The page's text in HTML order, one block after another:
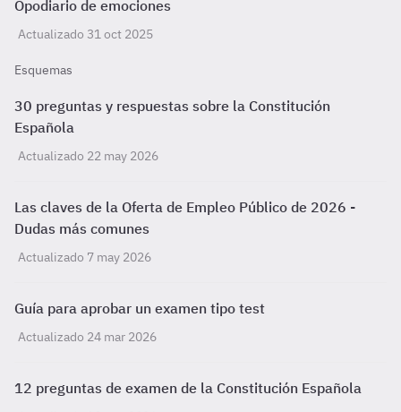
Opodiario de emociones
Actualizado 31 oct 2025
Esquemas
30 preguntas y respuestas sobre la Constitución
Española
Actualizado 22 may 2026
Las claves de la Oferta de Empleo Público de 2026 -
Dudas más comunes
Actualizado 7 may 2026
Guía para aprobar un examen tipo test
Actualizado 24 mar 2026
12 preguntas de examen de la Constitución Española